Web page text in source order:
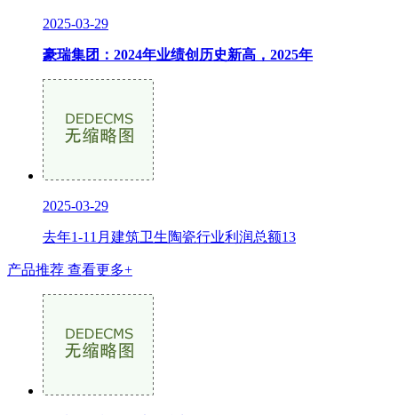
2025-03-29
豪瑞集团：2024年业绩创历史新高，2025年
2025-03-29
去年1-11月建筑卫生陶瓷行业利润总额13
产品推荐 查看更多+